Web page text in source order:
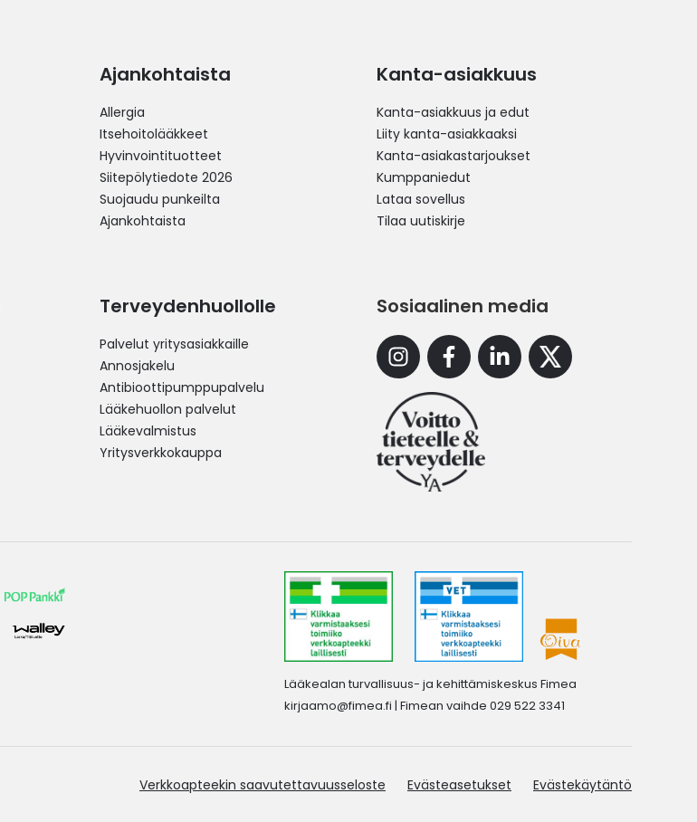
Ajankohtaista
Allergia
Itsehoitolääkkeet
Hyvinvointituotteet
Siitepölytiedote 2026
Suojaudu punkeilta
Ajankohtaista
Kanta-asiakkuus
Kanta-asiakkuus ja edut
Liity kanta-asiakkaaksi
Kanta-asiakastarjoukset
Kumppaniedut
Lataa sovellus
Tilaa uutiskirje
Terveydenhuollolle
Palvelut yritysasiakkaille
Annosjakelu
Antibioottipumppupalvelu
Lääkehuollon palvelut
Lääkevalmistus
Yritysverkkokauppa
Sosiaalinen media
InstagramFacebookLinkedinX
Lääkealan turvallisuus- ja kehittämiskeskus Fimea
kirjaamo@fimea.fi | Fimean vaihde 029 522 3341
Verkkoapteekin saavutettavuusseloste Evästeasetukset Evästekäytäntö